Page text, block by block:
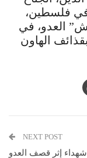
في فلسطين،
العدو، في
الهاون
NEXT POST
8 شهداء إثر قصف العدو